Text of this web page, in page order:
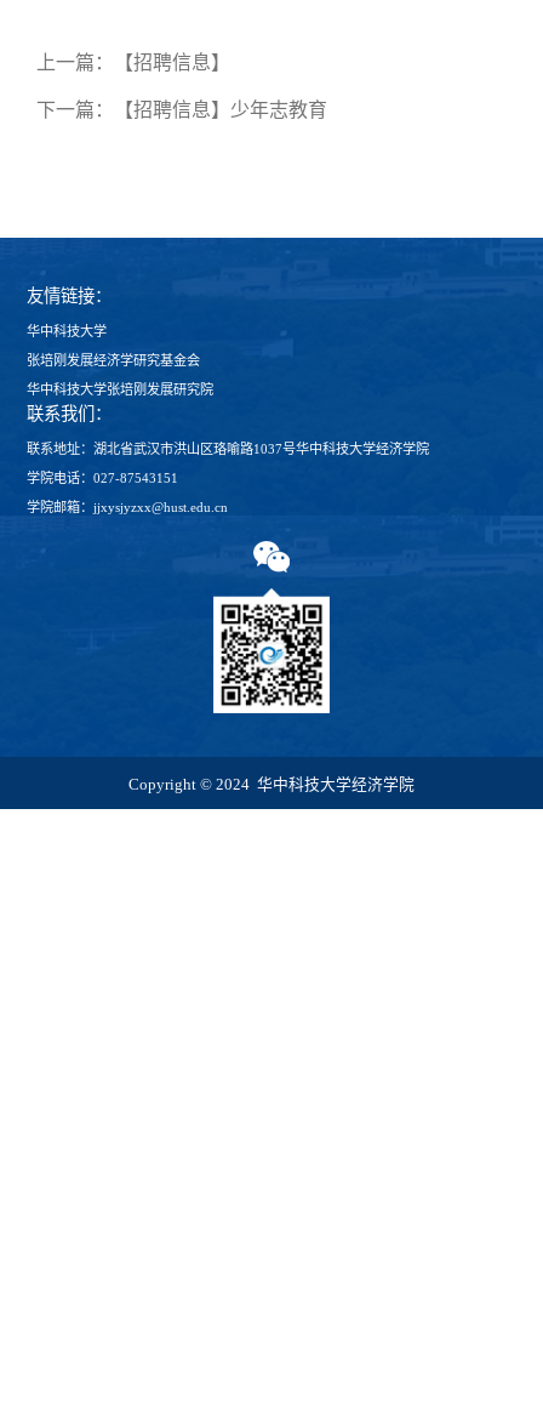
上一篇： 【招聘信息】
下一篇： 【招聘信息】少年志教育
友情链接：
华中科技大学
张培刚发展经济学研究基金会
华中科技大学张培刚发展研究院
联系我们：
联系地址：湖北省武汉市洪山区珞喻路1037号华中科技大学经济学院
学院电话：027-87543151
学院邮箱：jjxysjyzxx@hust.edu.cn
Copyright © 2024 华中科技大学经济学院